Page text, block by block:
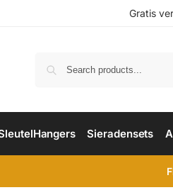
Gratis
Sieradensets